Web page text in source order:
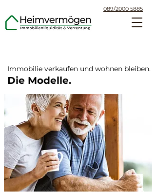
089/2000 5885
Immobilie verkaufen und wohnen bleiben.
Die Modelle.